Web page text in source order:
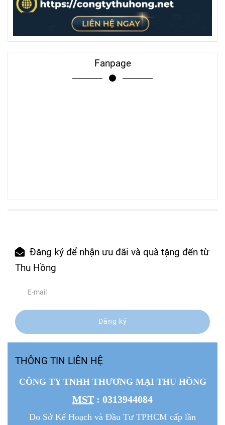
Fanpage
Đăng ký để nhận ưu đãi và quà tặng đến từ
Thu Hồng
Đăng ký
THÔNG TIN LIÊN HỆ
CÔNG TY TNHH THƯƠNG MẠI THU HỒNG
MST : 0313944084
Do Sở Kế Hoạch và Đầu Tư TPHCM cấp lần